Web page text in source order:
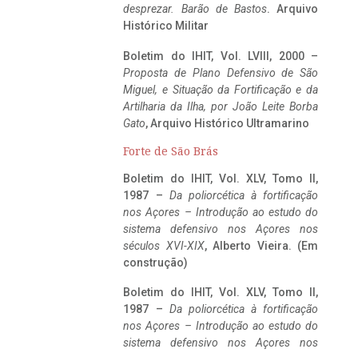
desprezar. Barão de Bastos. Arquivo
Histórico Militar
Boletim do IHIT, Vol. LVIII, 2000 –
Proposta de Plano Defensivo de São
Miguel, e Situação da Fortificação e da
Artilharia da Ilha, por João Leite Borba
Gato, Arquivo Histórico Ultramarino
Forte de São Brás
Boletim do IHIT, Vol. XLV, Tomo II,
1987 – Da poliorcética à fortificação
nos Açores – Introdução ao estudo do
sistema defensivo nos Açores nos
séculos XVI-XIX, Alberto Vieira. (Em
construção)
Boletim do IHIT, Vol. XLV, Tomo II,
1987 – Da poliorcética à fortificação
nos Açores – Introdução ao estudo do
sistema defensivo nos Açores nos